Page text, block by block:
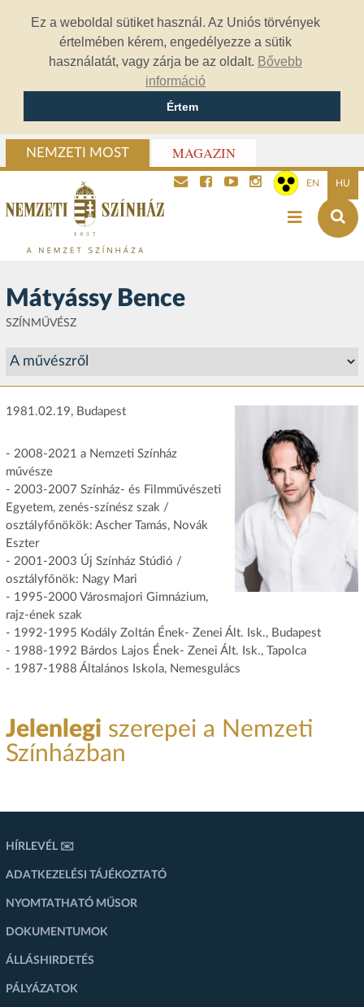
Ez a weboldal sütiket használ. Az Uniós törvények
értelmében kérem, engedélyezze a sütik
használatát, vagy zárja be az oldalt. Bővebb
információ
Értem
NEMZETI MOST MAGAZIN
EN HU
Mátyássy Bence
SZÍNMŰVÉSZ
1981.02.19, Budapest
- 2008-2021 a Nemzeti Színház
művésze
- 2003-2007 Színház- és Filmművészeti
Egyetem, zenés-színész szak /
osztályfőnökök: Ascher Tamás, Novák
Eszter
- 2001-2003 Új Színház Stúdió /
osztályfőnök: Nagy Mari
- 1995-2000 Városmajori Gimnázium,
rajz-ének szak
- 1992-1995 Kodály Zoltán Ének- Zenei Ált. Isk., Budapest
- 1988-1992 Bárdos Lajos Ének- Zenei Ált. Isk., Tapolca
- 1987-1988 Általános Iskola, Nemesgulács
Jelenlegi szerepei a Nemzeti
Színházban
HÍRLEVÉL ✉️
ADATKEZELÉSI TÁJÉKOZTATÓ
NYOMTATHATÓ MŰSOR
DOKUMENTUMOK
ÁLLÁSHIRDETÉS
PÁLYÁZATOK